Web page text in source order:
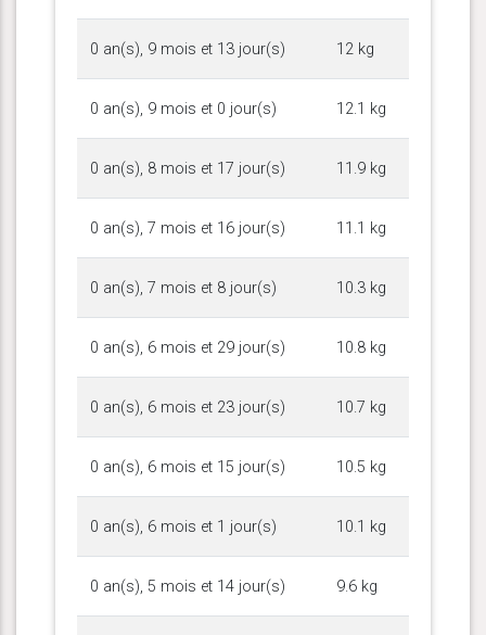
0 an(s), 9 mois et 13 jour(s) 12 kg
0 an(s), 9 mois et 0 jour(s) 12.1 kg
0 an(s), 8 mois et 17 jour(s) 11.9 kg
0 an(s), 7 mois et 16 jour(s) 11.1 kg
0 an(s), 7 mois et 8 jour(s) 10.3 kg
0 an(s), 6 mois et 29 jour(s) 10.8 kg
0 an(s), 6 mois et 23 jour(s) 10.7 kg
0 an(s), 6 mois et 15 jour(s) 10.5 kg
0 an(s), 6 mois et 1 jour(s) 10.1 kg
0 an(s), 5 mois et 14 jour(s) 9.6 kg